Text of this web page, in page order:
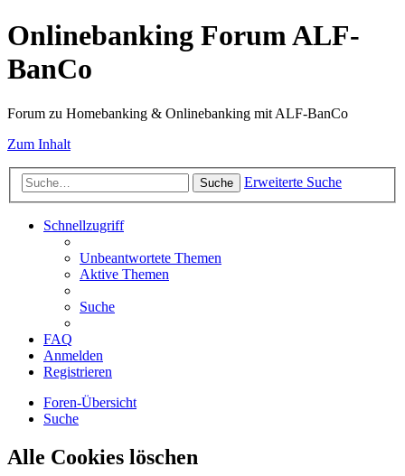
Onlinebanking Forum ALF-
BanCo
Forum zu Homebanking & Onlinebanking mit ALF-BanCo
Zum Inhalt
Suche Erweiterte Suche
Schnellzugriff
Unbeantwortete Themen
Aktive Themen
Suche
FAQ
Anmelden
Registrieren
Foren-Übersicht
Suche
Alle Cookies löschen